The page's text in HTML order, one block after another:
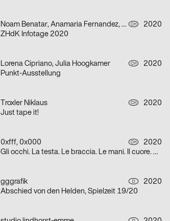
Noam Benatar, Anamaria Fernandez, Vilté Jurgutyté, Keller Samara CH
2020
ZHdK Infotage 2020
Lorena Cipriano, Julia Hoogkamer CH
2020
Punkt-Ausstellung
Troxler Niklaus CH
2020
Just tape it!
0xfff, 0x000 CH
2020
Gli occhi. La testa. Le braccia. Le mani. Il cuore. Grazie.
gggrafik D
2020
Abschied von den Helden, Spielzeit 19/20